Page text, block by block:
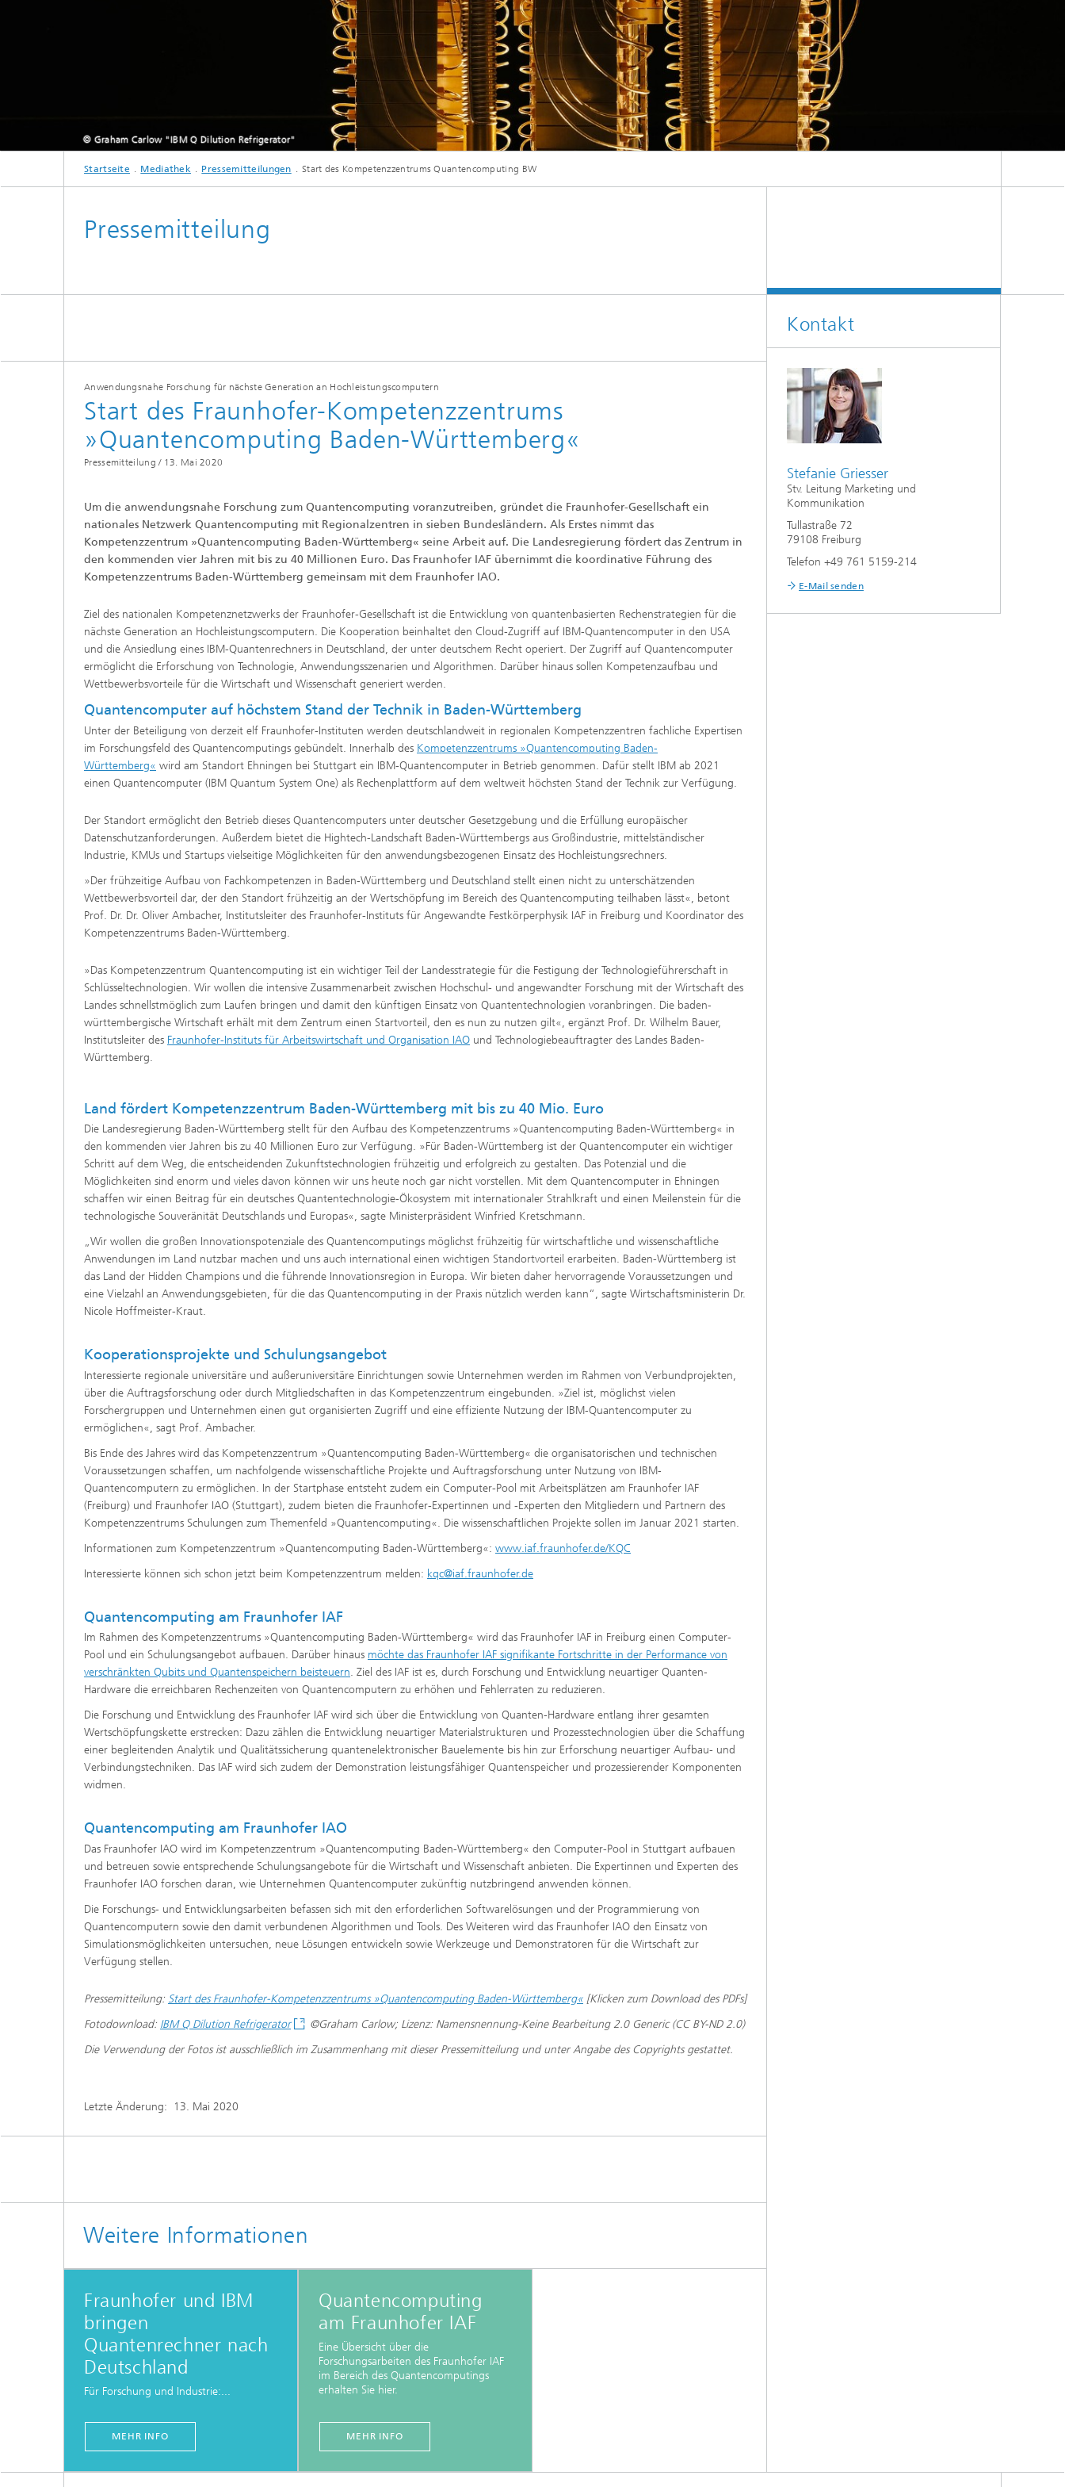
IBM Q Dilution Refrigerator
© Graham Carlow "IBM Q Dilution Refrigerator"
Startseite Mediathek Pressemitteilungen Start des Kompetenzzentrums Quantencomputing BW
Pressemitteilung
Anwendungsnahe Forschung für nächste Generation an Hochleistungscomputern
Start des Fraunhofer-Kompetenzzentrums
»Quantencomputing Baden-Württemberg«
Pressemitteilung / 13. Mai 2020
Um die anwendungsnahe Forschung zum Quantencomputing voranzutreiben, gründet die Fraunhofer-Gesellschaft ein
nationales Netzwerk Quantencomputing mit Regionalzentren in sieben Bundesländern. Als Erstes nimmt das
Kompetenzzentrum »Quantencomputing Baden-Württemberg« seine Arbeit auf. Die Landesregierung fördert das Zentrum in
den kommenden vier Jahren mit bis zu 40 Millionen Euro. Das Fraunhofer IAF übernimmt die koordinative Führung des
Kompetenzzentrums Baden-Württemberg gemeinsam mit dem Fraunhofer IAO.
Ziel des nationalen Kompetenznetzwerks der Fraunhofer-Gesellschaft ist die Entwicklung von quantenbasierten Rechenstrategien für die
nächste Generation an Hochleistungscomputern. Die Kooperation beinhaltet den Cloud-Zugriff auf IBM-Quantencomputer in den USA
und die Ansiedlung eines IBM-Quantenrechners in Deutschland, der unter deutschem Recht operiert. Der Zugriff auf Quantencomputer
ermöglicht die Erforschung von Technologie, Anwendungsszenarien und Algorithmen. Darüber hinaus sollen Kompetenzaufbau und
Wettbewerbsvorteile für die Wirtschaft und Wissenschaft generiert werden.
Quantencomputer auf höchstem Stand der Technik in Baden-Württemberg
Unter der Beteiligung von derzeit elf Fraunhofer-Instituten werden deutschlandweit in regionalen Kompetenzzentren fachliche Expertisen
im Forschungsfeld des Quantencomputings gebündelt. Innerhalb des Kompetenzzentrums »Quantencomputing Baden-
Württemberg« wird am Standort Ehningen bei Stuttgart ein IBM-Quantencomputer in Betrieb genommen. Dafür stellt IBM ab 2021
einen Quantencomputer (IBM Quantum System One) als Rechenplattform auf dem weltweit höchsten Stand der Technik zur Verfügung.
Der Standort ermöglicht den Betrieb dieses Quantencomputers unter deutscher Gesetzgebung und die Erfüllung europäischer
Datenschutzanforderungen. Außerdem bietet die Hightech-Landschaft Baden-Württembergs aus Großindustrie, mittelständischer
Industrie, KMUs und Startups vielseitige Möglichkeiten für den anwendungsbezogenen Einsatz des Hochleistungsrechners.
»Der frühzeitige Aufbau von Fachkompetenzen in Baden-Württemberg und Deutschland stellt einen nicht zu unterschätzenden
Wettbewerbsvorteil dar, der den Standort frühzeitig an der Wertschöpfung im Bereich des Quantencomputing teilhaben lässt«, betont
Prof. Dr. Dr. Oliver Ambacher, Institutsleiter des Fraunhofer-Instituts für Angewandte Festkörperphysik IAF in Freiburg und Koordinator des
Kompetenzzentrums Baden-Württemberg.
»Das Kompetenzzentrum Quantencomputing ist ein wichtiger Teil der Landesstrategie für die Festigung der Technologieführerschaft in
Schlüsseltechnologien. Wir wollen die intensive Zusammenarbeit zwischen Hochschul- und angewandter Forschung mit der Wirtschaft des
Landes schnellstmöglich zum Laufen bringen und damit den künftigen Einsatz von Quantentechnologien voranbringen. Die baden-
württembergische Wirtschaft erhält mit dem Zentrum einen Startvorteil, den es nun zu nutzen gilt«, ergänzt Prof. Dr. Wilhelm Bauer,
Institutsleiter des Fraunhofer-Instituts für Arbeitswirtschaft und Organisation IAO und Technologiebeauftragter des Landes Baden-
Württemberg.
Land fördert Kompetenzzentrum Baden-Württemberg mit bis zu 40 Mio. Euro
Die Landesregierung Baden-Württemberg stellt für den Aufbau des Kompetenzzentrums »Quantencomputing Baden-Württemberg« in
den kommenden vier Jahren bis zu 40 Millionen Euro zur Verfügung. »Für Baden-Württemberg ist der Quantencomputer ein wichtiger
Schritt auf dem Weg, die entscheidenden Zukunftstechnologien frühzeitig und erfolgreich zu gestalten. Das Potenzial und die
Möglichkeiten sind enorm und vieles davon können wir uns heute noch gar nicht vorstellen. Mit dem Quantencomputer in Ehningen
schaffen wir einen Beitrag für ein deutsches Quantentechnologie-Ökosystem mit internationaler Strahlkraft und einen Meilenstein für die
technologische Souveränität Deutschlands und Europas«, sagte Ministerpräsident Winfried Kretschmann.
„Wir wollen die großen Innovationspotenziale des Quantencomputings möglichst frühzeitig für wirtschaftliche und wissenschaftliche
Anwendungen im Land nutzbar machen und uns auch international einen wichtigen Standortvorteil erarbeiten. Baden-Württemberg ist
das Land der Hidden Champions und die führende Innovationsregion in Europa. Wir bieten daher hervorragende Voraussetzungen und
eine Vielzahl an Anwendungsgebieten, für die das Quantencomputing in der Praxis nützlich werden kann“, sagte Wirtschaftsministerin Dr.
Nicole Hoffmeister-Kraut.
Kooperationsprojekte und Schulungsangebot
Interessierte regionale universitäre und außeruniversitäre Einrichtungen sowie Unternehmen werden im Rahmen von Verbundprojekten,
über die Auftragsforschung oder durch Mitgliedschaften in das Kompetenzzentrum eingebunden. »Ziel ist, möglichst vielen
Forschergruppen und Unternehmen einen gut organisierten Zugriff und eine effiziente Nutzung der IBM-Quantencomputer zu
ermöglichen«, sagt Prof. Ambacher.
Bis Ende des Jahres wird das Kompetenzzentrum »Quantencomputing Baden-Württemberg« die organisatorischen und technischen
Voraussetzungen schaffen, um nachfolgende wissenschaftliche Projekte und Auftragsforschung unter Nutzung von IBM-
Quantencomputern zu ermöglichen. In der Startphase entsteht zudem ein Computer-Pool mit Arbeitsplätzen am Fraunhofer IAF
(Freiburg) und Fraunhofer IAO (Stuttgart), zudem bieten die Fraunhofer-Expertinnen und -Experten den Mitgliedern und Partnern des
Kompetenzzentrums Schulungen zum Themenfeld »Quantencomputing«. Die wissenschaftlichen Projekte sollen im Januar 2021 starten.
Informationen zum Kompetenzzentrum »Quantencomputing Baden-Württemberg«: www.iaf.fraunhofer.de/KQC
Interessierte können sich schon jetzt beim Kompetenzzentrum melden: kqc@iaf.fraunhofer.de
Quantencomputing am Fraunhofer IAF
Im Rahmen des Kompetenzzentrums »Quantencomputing Baden-Württemberg« wird das Fraunhofer IAF in Freiburg einen Computer-
Pool und ein Schulungsangebot aufbauen. Darüber hinaus möchte das Fraunhofer IAF signifikante Fortschritte in der Performance von
verschränkten Qubits und Quantenspeichern beisteuern. Ziel des IAF ist es, durch Forschung und Entwicklung neuartiger Quanten-
Hardware die erreichbaren Rechenzeiten von Quantencomputern zu erhöhen und Fehlerraten zu reduzieren.
Die Forschung und Entwicklung des Fraunhofer IAF wird sich über die Entwicklung von Quanten-Hardware entlang ihrer gesamten
Wertschöpfungskette erstrecken: Dazu zählen die Entwicklung neuartiger Materialstrukturen und Prozesstechnologien über die Schaffung
einer begleitenden Analytik und Qualitätssicherung quantenelektronischer Bauelemente bis hin zur Erforschung neuartiger Aufbau- und
Verbindungstechniken. Das IAF wird sich zudem der Demonstration leistungsfähiger Quantenspeicher und prozessierender Komponenten
widmen.
Quantencomputing am Fraunhofer IAO
Das Fraunhofer IAO wird im Kompetenzzentrum »Quantencomputing Baden-Württemberg« den Computer-Pool in Stuttgart aufbauen
und betreuen sowie entsprechende Schulungsangebote für die Wirtschaft und Wissenschaft anbieten. Die Expertinnen und Experten des
Fraunhofer IAO forschen daran, wie Unternehmen Quantencomputer zukünftig nutzbringend anwenden können.
Die Forschungs- und Entwicklungsarbeiten befassen sich mit den erforderlichen Softwarelösungen und der Programmierung von
Quantencomputern sowie den damit verbundenen Algorithmen und Tools. Des Weiteren wird das Fraunhofer IAO den Einsatz von
Simulationsmöglichkeiten untersuchen, neue Lösungen entwickeln sowie Werkzeuge und Demonstratoren für die Wirtschaft zur
Verfügung stellen.
Pressemitteilung: Start des Fraunhofer-Kompetenzzentrums »Quantencomputing Baden-Württemberg« [Klicken zum Download des PDFs]
Fotodownload: IBM Q Dilution Refrigerator
©Graham Carlow; Lizenz: Namensnennung-Keine Bearbeitung 2.0 Generic (CC BY-ND 2.0)
Die Verwendung der Fotos ist ausschließlich im Zusammenhang mit dieser Pressemitteilung und unter Angabe des Copyrights gestattet.
Letzte Änderung: 13. Mai 2020
Weitere Informationen
Fraunhofer und IBM
bringen
Quantenrechner nach
Deutschland
Für Forschung und Industrie:...
MEHR INFO
Quantencomputing
am Fraunhofer IAF
Eine Übersicht über die
Forschungsarbeiten des Fraunhofer IAF
im Bereich des Quantencomputings
erhalten Sie hier.
MEHR INFO
Kontakt
Stefanie Griesser
Stv. Leitung Marketing und
Kommunikation
Tullastraße 72
79108 Freiburg
Telefon +49 761 5159-214
E-Mail senden